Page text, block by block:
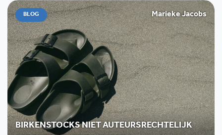
BLOG Marieke Jacobs
BIRKENSTOCKS NIET AUTEURSRECHTELIJK